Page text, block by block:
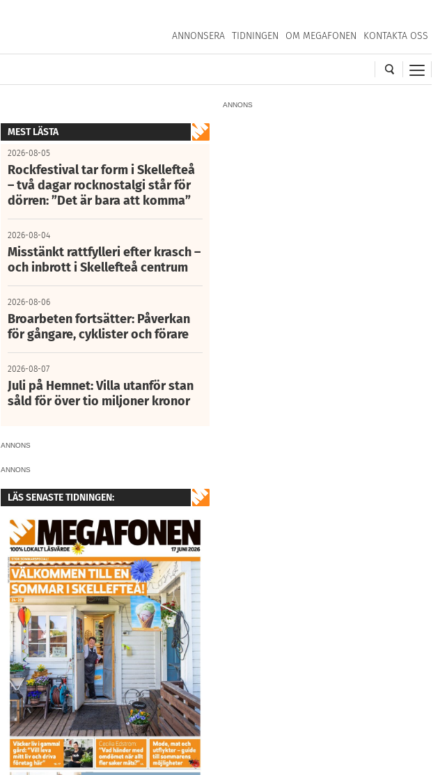
ANNONSERA TIDNINGEN OM MEGAFONEN KONTAKTA OSS
ANNONS
MEST LÄSTA
2026-08-05
Rockfestival tar form i Skellefteå
– två dagar rocknostalgi står för
dörren: ”Det är bara att komma”
2026-08-04
Misstänkt rattfylleri efter krasch –
och inbrott i Skellefteå centrum
2026-08-06
Broarbeten fortsätter: Påverkan
för gångare, cyklister och förare
2026-08-07
Juli på Hemnet: Villa utanför stan
såld för över tio miljoner kronor
ANNONS
ANNONS
LÄS SENASTE TIDNINGEN: